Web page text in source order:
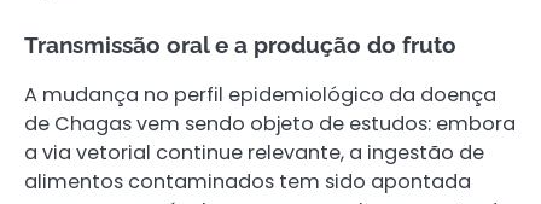
Transmissão oral e a produção do fruto
A mudança no perfil epidemiológico da doença
de Chagas vem sendo objeto de estudos: embora
a via vetorial continue relevante, a ingestão de
alimentos contaminados tem sido apontada